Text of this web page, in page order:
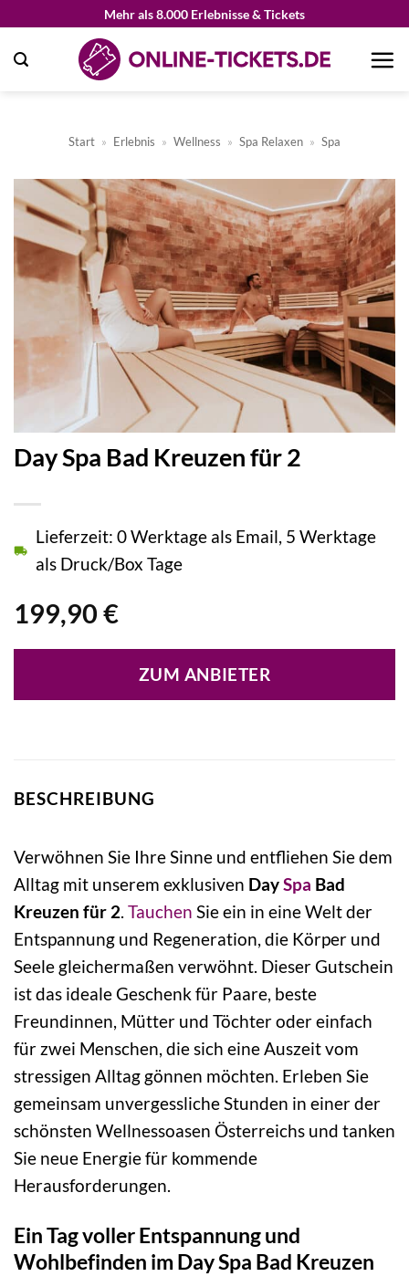
springen
Mehr als 8.000 Erlebnisse & Tickets
Start » Erlebnis » Wellness » Spa Relaxen » Spa
Day Spa Bad Kreuzen für 2
199,90 €
Lieferzeit: 0 Werktage als Email, 5 Werktage
als Druck/Box Tage
ZUM ANBIETER
BESCHREIBUNG
Verwöhnen Sie Ihre Sinne und entfliehen Sie dem
Alltag mit unserem exklusiven DaySpa Bad
Kreuzen für 2. Tauchen Sie ein in eine Welt der
Entspannung und Regeneration, die Körper und
Seele gleichermaßen verwöhnt. Dieser Gutschein
ist das ideale Geschenk für Paare, beste
Freundinnen, Mütter und Töchter oder einfach
für zwei Menschen, die sich eine Auszeit vom
stressigen Alltag gönnen möchten. Erleben Sie
gemeinsam unvergessliche Stunden in einer der
schönsten Wellnessoasen Österreichs und tanken
Sie neue Energie für kommende
Herausforderungen.
Ein Tag voller Entspannung und
Wohlbefinden im Day Spa Bad Kreuzen